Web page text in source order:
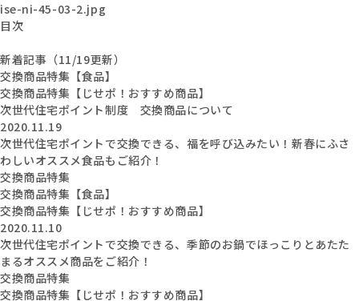
ise-ni-45-03-2.jpg
目次
新着記事（11/19更新）
交換商品特集【食品】
交換商品特集【じせポ！おすすめ商品】
次世代住宅ポイント制度 交換商品について
2020.11.19
次世代住宅ポイントで交換できる、福を呼び込みたい！新春にふさ
わしいオススメ食品もご紹介！
交換商品特集
交換商品特集【食品】
交換商品特集【じせポ！おすすめ商品】
2020.11.10
次世代住宅ポイントで交換できる、季節のお鍋でほっこりとあたた
まるオススメ商品をご紹介！
交換商品特集
交換商品特集【じせポ！おすすめ商品】